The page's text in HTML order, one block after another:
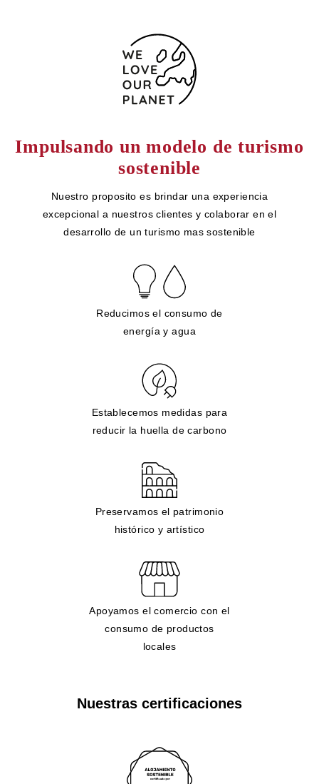
Impulsando un modelo de turismo
sostenible
Nuestro proposito es brindar una experiencia
excepcional a nuestros clientes y colaborar en el
desarrollo de un turismo mas sostenible
Reducimos el consumo de
energía y agua
Establecemos medidas para
reducir la huella de carbono
Preservamos el patrimonio
histórico y artístico
Apoyamos el comercio con el
consumo de productos
locales
Nuestras certificaciones